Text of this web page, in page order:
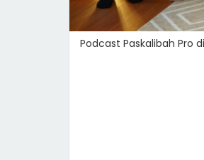
Podcast Paskalibah Pro